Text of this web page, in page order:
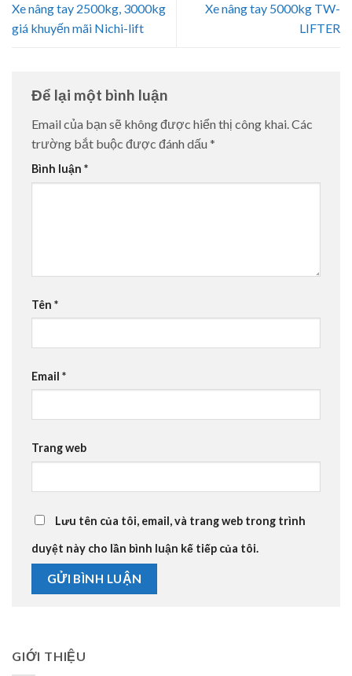
Xe nâng tay 2500kg, 3000kg
giá khuyến mãi Nichi-lift
Xe nâng tay 5000kg TW-
LIFTER
Để lại một bình luận
Email của bạn sẽ không được hiển thị công khai.Các
trường bắt buộc được đánh dấu *
Bình luận *
Tên *
Email *
Trang web
Lưu tên của tôi, email, và trang web trong trình
duyệt này cho lần bình luận kế tiếp của tôi.
GIỚI THIỆU